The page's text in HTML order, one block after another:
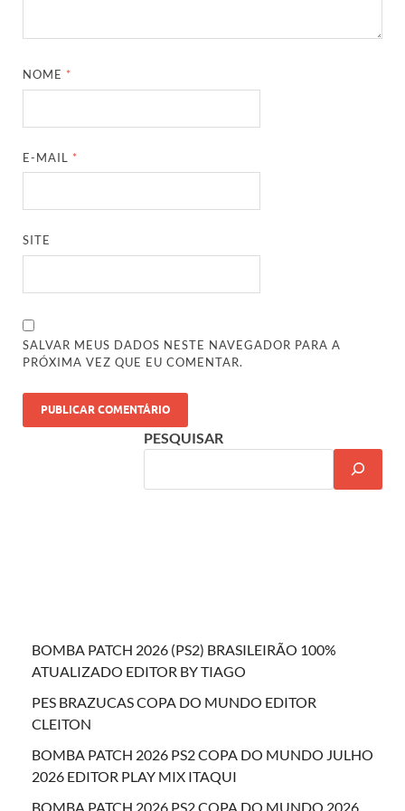
NOME *
E-MAIL *
SITE
SALVAR MEUS DADOS NESTE NAVEGADOR PARA A
PRÓXIMA VEZ QUE EU COMENTAR.
PESQUISAR
BOMBA PATCH 2026 (PS2) BRASILEIRÃO 100%
ATUALIZADO EDITOR BY TIAGO
PES BRAZUCAS COPA DO MUNDO EDITOR
CLEITON
BOMBA PATCH 2026 PS2 COPA DO MUNDO JULHO
2026 EDITOR PLAY MIX ITAQUI
BOMBA PATCH 2026 PS2 COPA DO MUNDO 2026